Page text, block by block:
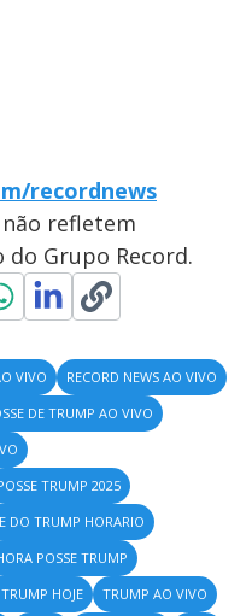
recordnews
refletem
Grupo Record.
VIVO
RECORD NEWS AO VIVO
DE TRUMP AO VIVO
TRUMP 2025
DO TRUMP HORARIO
POSSE TRUMP
HOJE
TRUMP AO VIVO